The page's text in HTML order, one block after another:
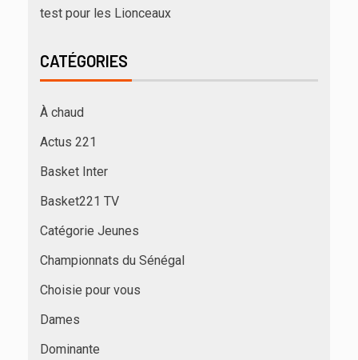
test pour les Lionceaux
CATÉGORIES
À chaud
Actus 221
Basket Inter
Basket221 TV
Catégorie Jeunes
Championnats du Sénégal
Choisie pour vous
Dames
Dominante